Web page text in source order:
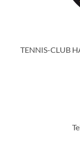
TENNIS-CLUB